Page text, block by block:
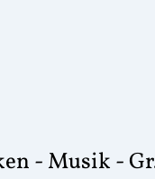
- Musik -